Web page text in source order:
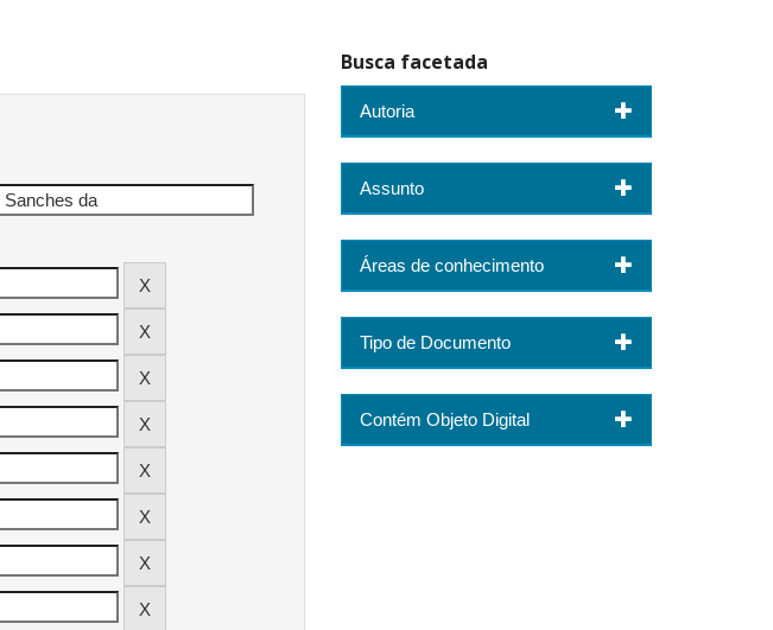
Busca facetada
Autoria
Assunto
Áreas de conhecimento
Tipo de Documento
Contém Objeto Digital